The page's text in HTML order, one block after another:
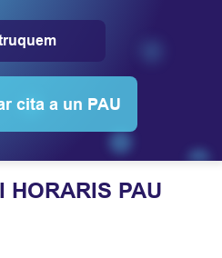
cita a un PAU
HORARIS PAU